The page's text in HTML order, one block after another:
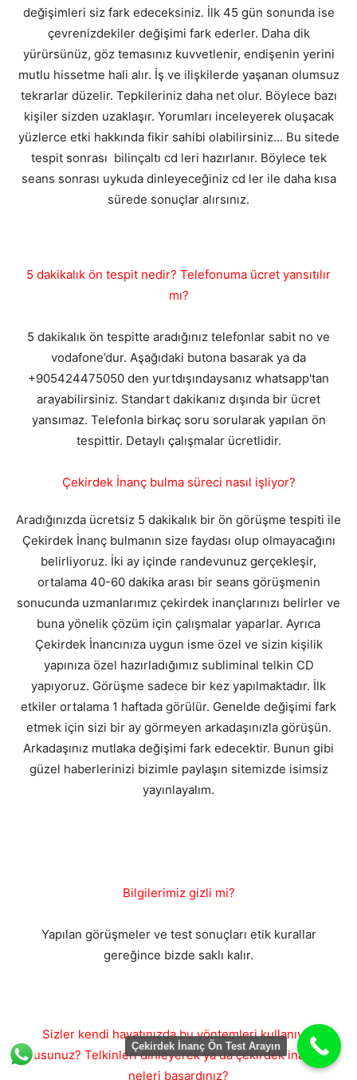
değişimleri siz fark edeceksiniz. İlk 45 gün sonunda ise
çevrenizdekiler değişimi fark ederler. Daha dik
yürürsünüz, göz temasınız kuvvetlenir, endişenin yerini
mutlu hissetme hali alır. İş ve ilişkilerde yaşanan olumsuz
tekrarlar düzelir. Tepkileriniz daha net olur. Böylece bazı
kişiler sizden uzaklaşır. Yorumları inceleyerek oluşacak
yüzlerce etki hakkında fikir sahibi olabilirsiniz... Bu sitede
tespit sonrası bilinçaltı cd leri hazırlanır. Böylece tek
seans sonrası uykuda dinleyeceğiniz cd ler ile daha kısa
sürede sonuçlar alırsınız.
5 dakikalık ön tespit nedir? Telefonuma ücret yansıtılır
mı?
5 dakikalık ön tespitte aradığınız telefonlar sabit no ve
vodafone’dur. Aşağıdaki butona basarak ya da
+905424475050 den yurtdışındaysanız whatsapp'tan
arayabilirsiniz. Standart dakikanız dışında bir ücret
yansımaz. Telefonla birkaç soru sorularak yapılan ön
tespittir. Detaylı çalışmalar ücretlidir.
Çekirdek İnanç bulma süreci nasıl işliyor?
Aradığınızda ücretsiz 5 dakikalık bir ön görüşme tespiti ile
Çekirdek İnanç bulmanın size faydası olup olmayacağını
belirliyoruz. İki ay içinde randevunuz gerçekleşir,
ortalama 40-60 dakika arası bir seans görüşmenin
sonucunda uzmanlarımız çekirdek inançlarınızı belirler ve
buna yönelik çözüm için çalışmalar yaparlar. Ayrıca
Çekirdek İnancınıza uygun isme özel ve sizin kişilik
yapınıza özel hazırladığımız subliminal telkin CD
yapıyoruz. Görüşme sadece bir kez yapılmaktadır. İlk
etkiler ortalama 1 haftada görülür. Genelde değişimi fark
etmek için sizi bir ay görmeyen arkadaşınızla görüşün.
Arkadaşınız mutlaka değişimi fark edecektir. Bunun gibi
güzel haberlerinizi bizimle paylaşın sitemizde isimsiz
yayınlayalım.
Bilgilerimiz gizli mi?
Yapılan görüşmeler ve test sonuçları etik kurallar
gereğince bizde saklı kalır.
Sizler kendi hayatınızda bu yöntemleri kullanıyor
musunuz? Telkinleri dinleyerek ya da çekirdek inanç ile
neleri başardınız?
Çekirdek İnanç Ön Test Arayın